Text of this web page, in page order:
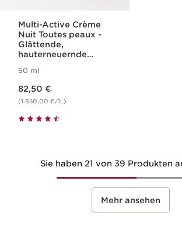
Multi-Active Crème
Nuit Toutes peaux -
Glättende,
hauterneuernde
Gesicht für jeden
Hauttyp
50 ml
82,50 €
(1.650,00 €/1L)
Sie haben 21 von 39 Produkten
Mehr ansehen